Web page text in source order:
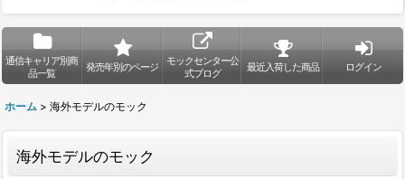
通信キャリア別商
品一覧
発売年別のページ
モックセンター公
式ブログ
最近入荷した商品 ログイン
ホーム > 海外モデルのモック
海外モデルのモック